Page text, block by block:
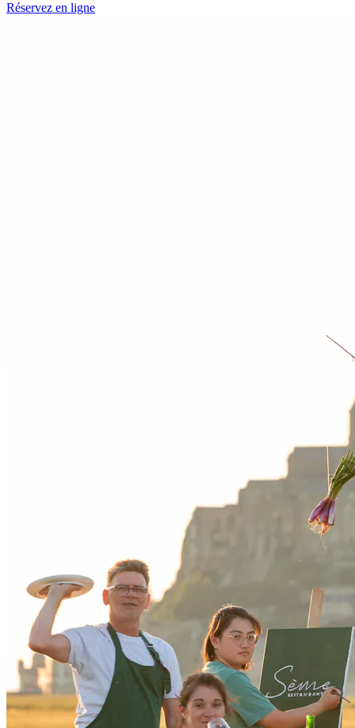
Réservez en ligne